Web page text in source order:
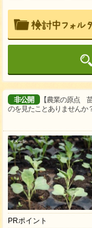
非公開
【農業の原点
のを見たことありませんか
PRポイント